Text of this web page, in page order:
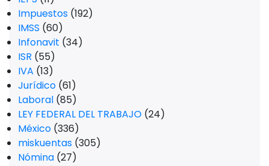
Impuestos (192)
IMSS (60)
Infonavit (34)
ISR (55)
IVA (13)
Jurídico (61)
Laboral (85)
LEY FEDERAL DEL TRABAJO (24)
México (336)
miskuentas (305)
Nómina (27)